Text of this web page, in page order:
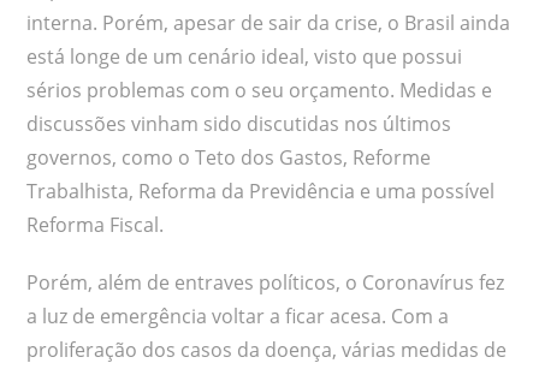
interna. Porém, apesar de sair da crise, o Brasil ainda
está longe de um cenário ideal, visto que possui
sérios problemas com o seu orçamento. Medidas e
discussões vinham sido discutidas nos últimos
governos, como o Teto dos Gastos, Reforme
Trabalhista, Reforma da Previdência e uma possível
Reforma Fiscal.
Porém, além de entraves políticos, o Coronavírus fez
a luz de emergência voltar a ficar acesa. Com a
proliferação dos casos da doença, várias medidas de